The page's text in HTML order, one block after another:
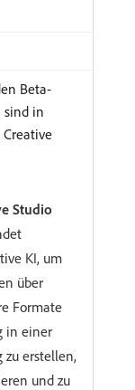
Beta-
sind in
Studio
KI, um
über
Formate
in einer
zu erstellen,
und zu